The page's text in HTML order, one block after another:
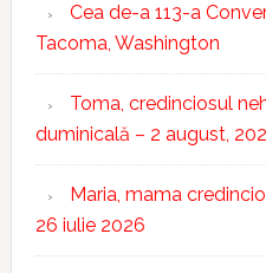
Cea de-a 113-a
Tacoma, Washington
Toma, credinciosul
duminicală – 2 august,
Maria, mama
26 iulie 2026